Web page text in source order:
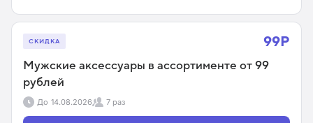
99Р
СКИДКА
Мужские аксессуары в ассортименте от 99
рублей
До 14.08.2026 7 раз